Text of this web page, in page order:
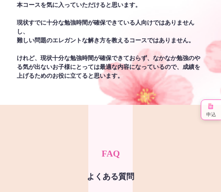
本コースを気に入っていただけると思います。
現状すでに十分な勉強時間が確保できている人向けではありません
し、
難しい問題のエレガントな解き方を教えるコースではありません。
けれど、現状十分な勉強時間が確保できておらず、なかなか勉強のや
る気が出ないお子様にとっては最適な内容になっているので、成績を
上げるためのお役に立てると思います。
FAQ
よくある質問
申込